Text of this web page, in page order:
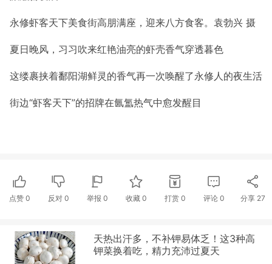
永修虾客天下美食街高朋满座，迎来八方食客。袁勃兴 摄
夏日晚风，习习吹来红艳油亮的虾壳香气穿透暮色
这缕裹挟着鄱阳湖鲜灵的香气再一次唤醒了永修人的夜生活
街边“虾客天下”的招牌在氤氲热气中愈发醒目
点赞 0 反对 0 举报 0 收藏 0 打赏 0 评论 0 分享 27
天热出汗多，不补钾易体乏！这3种高
钾菜换着吃，精力充沛过夏天